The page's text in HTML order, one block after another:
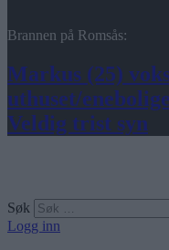
Brannen på Romsås:
Markus (25)
uthuset/
Veldig trist syn
Søk
Logg inn